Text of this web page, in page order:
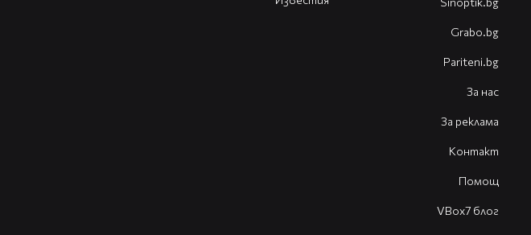
Grabo.bg
Pariteni.bg
За нас
За реклама
Контакт
Помощ
VBox7 блог